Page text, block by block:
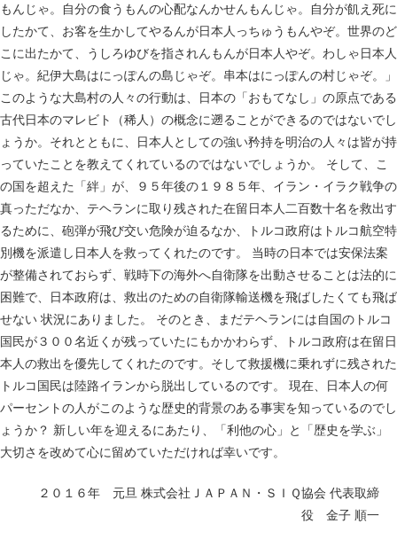
もんじゃ。自分の食うもんの心配なんかせんもんじゃ。自分が飢え死に
したかて、お客を生かしてやるんが日本人っちゅうもんやぞ。世界のど
こに出たかて、うしろゆびを指されんもんが日本人やぞ。わしゃ日本人
じゃ。紀伊大島はにっぽんの島じゃぞ。串本はにっぽんの村じゃぞ。」
このような大島村の人々の行動は、日本の「おもてなし」の原点である
古代日本のマレビト（稀人）の概念に遡ることができるのではないでし
ょうか。それとともに、日本人としての強い矜持を明治の人々は皆が持
っていたことを教えてくれているのではないでしょうか。 そして、こ
の国を超えた「絆」が、９５年後の１９８５年、イラン・イラク戦争の
真っただなか、テヘランに取り残された在留日本人二百数十名を救出す
るために、砲弾が飛び交い危険が迫るなか、トルコ政府はトルコ航空特
別機を派遣し日本人を救ってくれたのです。 当時の日本では安保法案
が整備されておらず、戦時下の海外へ自衛隊を出動させることは法的に
困難で、日本政府は、救出のための自衛隊輸送機を飛ばしたくても飛ば
せない 状況にありました。 そのとき、まだテヘランには自国のトルコ
国民が３００名近くが残っていたにもかかわらず、トルコ政府は在留日
本人の救出を優先してくれたのです。そして救援機に乗れずに残された
トルコ国民は陸路イランから脱出しているのです。 現在、日本人の何
パーセントの人がこのような歴史的背景のある事実を知っているのでし
ょうか？ 新しい年を迎えるにあたり、「利他の心」と「歴史を学ぶ」
大切さを改めて心に留めていただければ幸いです。
２０１６年 元旦 株式会社ＪＡＰＡＮ・ＳＩＱ協会 代表取締
役 金子 順一